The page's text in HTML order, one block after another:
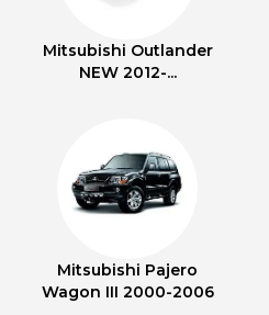
Mitsubishi Outlander
NEW 2012-...
Mitsubishi Pajero
Wagon III 2000-2006